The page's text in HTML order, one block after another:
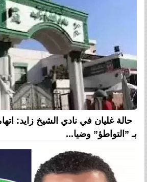
حالة غليان في نادي الشيخ زايد:
بـ ”التواطؤ” وضيا...